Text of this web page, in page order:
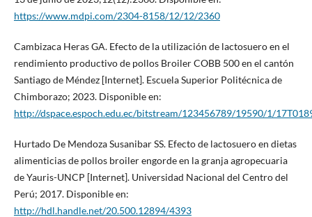
https://www.mdpi.com/2304-8158/12/12/2360
Cambizaca Heras GA. Efecto de la utilización de lactosuero en el
rendimiento productivo de pollos Broiler COBB 500 en el cantón
Santiago de Méndez [Internet]. Escuela Superior Politécnica de
Chimborazo; 2023. Disponible en:
http://dspace.espoch.edu.ec/bitstream/123456789/19590/1/
Hurtado De Mendoza Susanibar SS. Efecto de lactosuero en dietas
alimenticias de pollos broiler engorde en la granja agropecuaria
de Yauris-UNCP [Internet]. Universidad Nacional del Centro del
Perú; 2017. Disponible en:
http://hdl.handle.net/20.500.12894/4393